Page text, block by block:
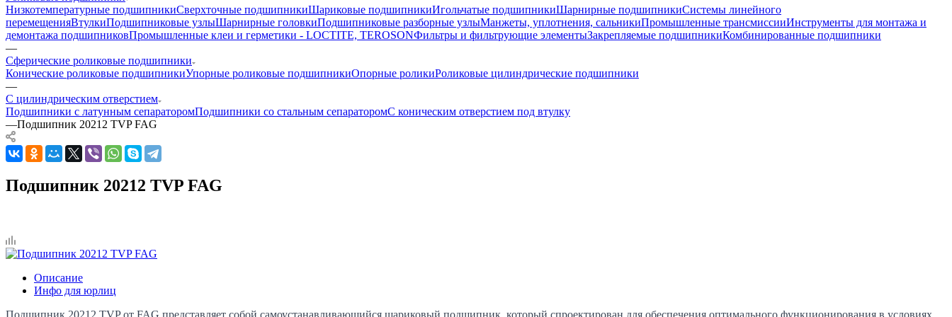
Низкотемпературные подшипникиСверхточные подшипникиШариковые подшипникиИгольчатые подшипникиШарнирные подшипникиСистемы линейного
перемещенияВтулкиПодшипниковые узлыШарнирные головкиПодшипниковые разборные узлыМанжеты, уплотнения, сальникиПромышленные трансмиссииИнструменты для монтажа и
демонтажа подшипниковПромышленные клеи и герметики - LOCTITE, TEROSONФильтры и фильтрующие элементыЗакрепляемые подшипникиКомбинированные подшипники
—
Сферические роликовые подшипники
Конические роликовые подшипникиУпорные роликовые подшипникиОпорные роликиРоликовые цилиндрические подшипники
—
С цилиндрическим отверстием
Подшипники с латунным сепараторомПодшипники со стальным сепараторомС коническим отверстием под втулку
—Подшипник 20212 TVP FAG
Подшипник 20212 TVP FAG
Описание
Инфо для юрлиц
Подшипник 20212 TVP от FAG представляет собой самоустанавливающийся шариковый подшипник, который спроектирован для обеспечения оптимального функционирования в условиях